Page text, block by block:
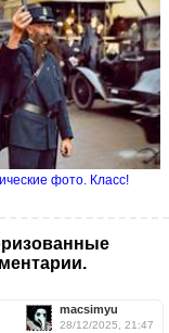
фото. Класс!
macsimyu
28/12/2025, 21:47